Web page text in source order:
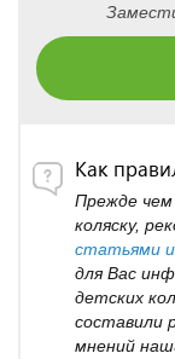
Как
Прежде чем
коляску,
статьями
для Вас
детских
составили
мнений